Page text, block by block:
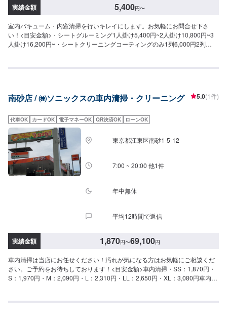
実績金額 5,400円〜
室内バキューム・内窓清掃を行いキレイにします。お気軽にお問合せ下さ
い！<目安金額>・シートグルーミング1人掛け5,400円~2人掛け10,800円~3
人掛け16,200円~・シートクリーニングコーティングのみ1列6,000円2列
ミング8,640円~・トランク・リアラゲッジグルーミング5,400円~・小さなシ
掛け6,400円~2人掛け11,880円~3人掛け17,280円~・ペットの毛取り1人掛け
~
南砂店 / ㈱ソニックスの車内清掃・クリーニング 5.0(1件)
代車OK カードOK 電子マネーOK QR決済OK ローンOK
東京都江東区南砂1-5-12
7:00 ~ 20:00 他1件
年中無休
平均12時間で返信
実績金額 1,870円〜69,100円
車内清掃は当店にお任せください！汚れが気になる方はお気軽にご相談くだ
さい。ご予約をお待ちしております！<目安金額>車内清掃・SS：1,870円・
S：1,970円・M：2,090円・L：2,310円・LL：2,650円・XL：3,080円車内ま
円・2席：11,800円・3席：23,100円・6席：34,700円当店は平日、土曜日が